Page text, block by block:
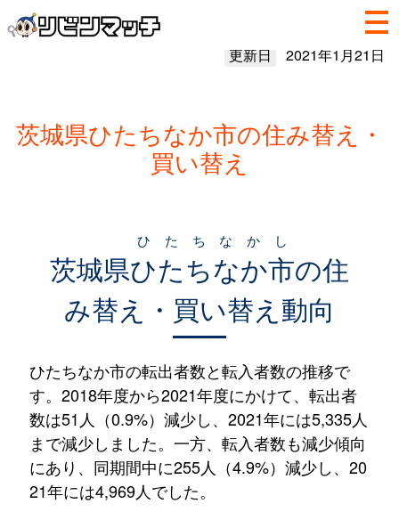
更新日 2021年1月21日
茨城県ひたちなか市の住み替え・
買い替え
茨城県ひたちなか市
ひたちなかし
の住
み替え・買い替え動向
ひたちなか市の転出者数と転入者数の推移で
す。2018年度から2021年度にかけて、転出者
数は51人（0.9%）減少し、2021年には5,335人
まで減少しました。一方、転入者数も減少傾向
にあり、同期間中に255人（4.9%）減少し、20
21年には4,969人でした。